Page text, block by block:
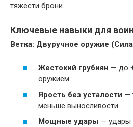
тяжести брони.
Ключевые навыки для
Ветка: Двуручное оружие
Жестокий грубиян — до
оружием.
Ярость без усталости —
меньше выносливости.
Мощные удары — удары